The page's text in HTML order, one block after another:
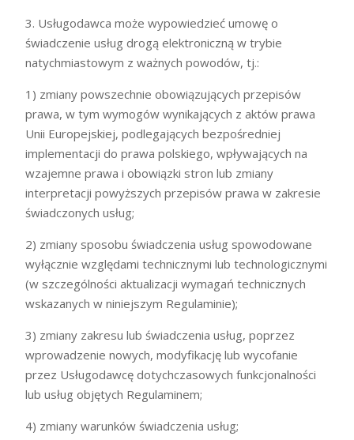
3. Usługodawca może wypowiedzieć umowę o
świadczenie usług drogą elektroniczną w trybie
natychmiastowym z ważnych powodów, tj.:
1) zmiany powszechnie obowiązujących przepisów
prawa, w tym wymogów wynikających z aktów prawa
Unii Europejskiej, podlegających bezpośredniej
implementacji do prawa polskiego, wpływających na
wzajemne prawa i obowiązki stron lub zmiany
interpretacji powyższych przepisów prawa w zakresie
świadczonych usług;
2) zmiany sposobu świadczenia usług spowodowane
wyłącznie względami technicznymi lub technologicznymi
(w szczególności aktualizacji wymagań technicznych
wskazanych w niniejszym Regulaminie);
3) zmiany zakresu lub świadczenia usług, poprzez
wprowadzenie nowych, modyfikację lub wycofanie
przez Usługodawcę dotychczasowych funkcjonalności
lub usług objętych Regulaminem;
4) zmiany warunków świadczenia usług;